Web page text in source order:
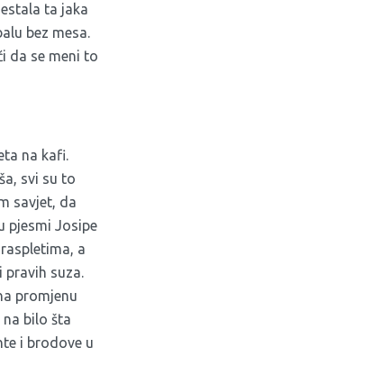
ta jaka
bez mesa.
da se meni to
na kafi.
svi su to
savjet, da
pjesmi Josipe
a
pravih suza.
promjenu
bilo šta
i brodove u